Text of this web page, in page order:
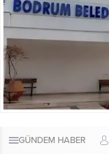
GÜNDEM HABER